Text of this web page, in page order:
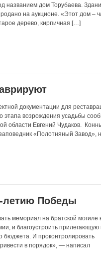
названием дом Торубаева.
на аукционе. «Этот дом –
дерево, кирпичная […]
документации для
этапа возрождения усадьбы
области Евгений Чудаков.
«Полотняный Завод»,
летию Победы
мемориал на братской могиле
и благоустроить прилегающую
бюджета. И проконтролировать
в порядок», — написал